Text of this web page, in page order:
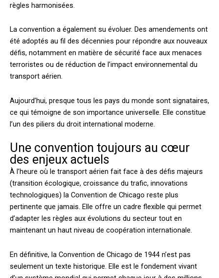
règles harmonisées.
La convention a également su évoluer. Des amendements ont
été adoptés au fil des décennies pour répondre aux nouveaux
défis, notamment en matière de sécurité face aux menaces
terroristes ou de réduction de l’impact environnemental du
transport aérien.
Aujourd’hui, presque tous les pays du monde sont signataires,
ce qui témoigne de son importance universelle. Elle constitue
l’un des piliers du droit international moderne.
Une convention toujours au cœur
des enjeux actuels
À l’heure où le transport aérien fait face à des défis majeurs
(transition écologique, croissance du trafic, innovations
technologiques) la Convention de Chicago reste plus
pertinente que jamais. Elle offre un cadre flexible qui permet
d’adapter les règles aux évolutions du secteur tout en
maintenant un haut niveau de coopération internationale.
En définitive, la Convention de Chicago de 1944 n’est pas
seulement un texte historique. Elle est le fondement vivant